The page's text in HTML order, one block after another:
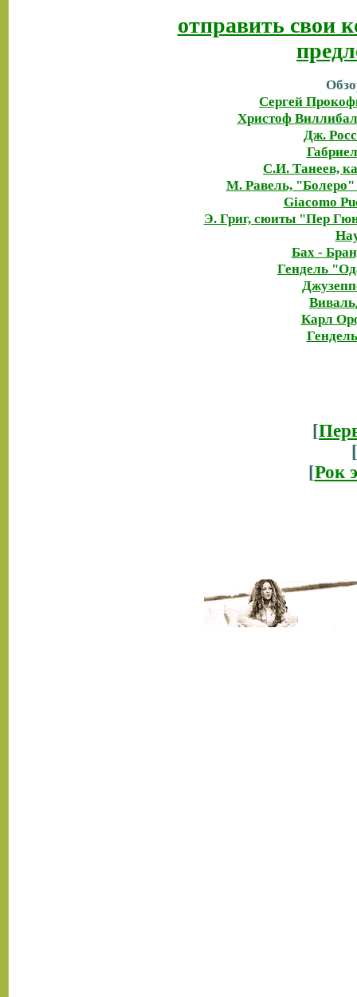
отправить свои
Сергей
Христоф
Дж.
С.И. Танеев,
М. Равель,
Giacomo
Э. Григ, сюиты "Пер
Бах -
Гендель
Карл
[
[
[Рок